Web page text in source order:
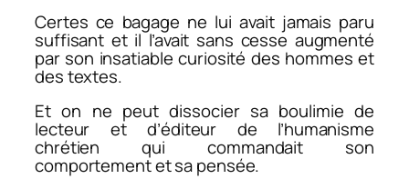
Certes ce bagage ne lui avait jamais paru
suffisant et il l’avait sans cesse augmenté
par son insatiable curiosité des hommes et
des textes.
Et on ne peut dissocier sa boulimie de
lecteur et d’éditeur de l’humanisme
chrétien qui commandait son
comportement et sa pensée.